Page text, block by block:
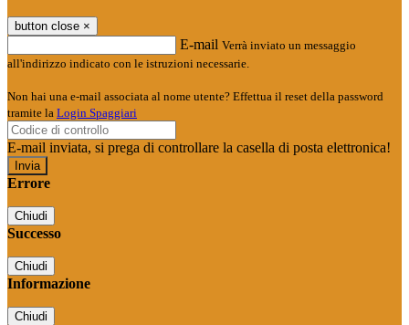
button close ×
E-mail Verrà inviato un messaggio
all'indirizzo indicato con le istruzioni necessarie.
Non hai una e-mail associata al nome utente? Effettua il reset della password
tramite la Login Spaggiari
E-mail inviata, si prega di controllare la casella di posta elettronica!
Errore
Chiudi
Successo
Chiudi
Informazione
Chiudi